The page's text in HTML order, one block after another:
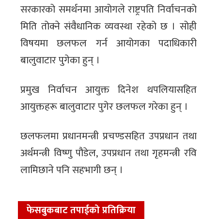
सरकारको समर्थनमा आयोगले राष्ट्रपति निर्वाचनको
मिति तोक्ने संवैधानिक व्यवस्था रहेको छ । सोही
विषयमा छलफल गर्न आयोगका पदाधिकारी
बालुवाटार पुगेका हुन् ।
प्रमुख निर्वाचन आयुक्त दिनेश थपलियासहित
आयुक्तहरू बालुवाटार पुगेर छलफल गरेका हुन् ।
छलफलमा प्रधानमन्त्री प्रचण्डसहित उपप्रधान तथा
अर्थमन्त्री विष्णु पौडेल, उपप्रधान तथा गृहमन्त्री रवि
लामिछाने पनि सहभागी छन् ।
फेसबुकबाट तपाईको प्रतिक्रिया